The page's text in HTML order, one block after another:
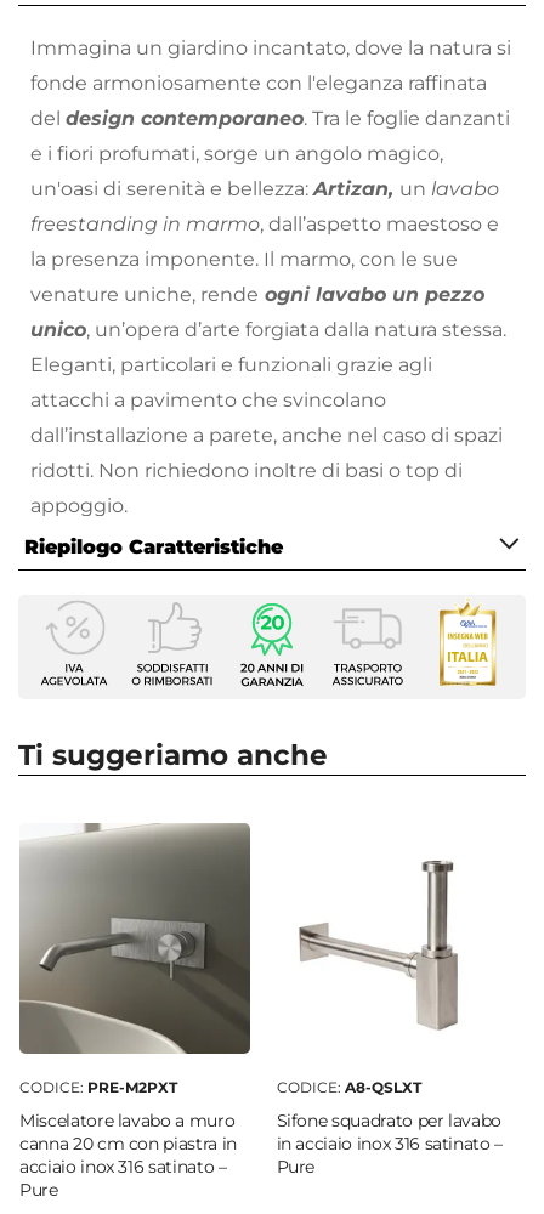
Immagina un giardino incantato, dove la natura si
fonde armoniosamente con l'eleganza raffinata
del design contemporaneo. Tra le foglie danzanti
e i fiori profumati, sorge un angolo magico,
un'oasi di serenità e bellezza:Artizan, un lavabo
freestanding in marmo, dall’aspetto maestoso e
la presenza imponente. Il marmo, con le sue
venature uniche, rende ogni lavabo un pezzo
unico, un’opera d’arte forgiata dalla natura stessa.
Eleganti, particolari e funzionali grazie agli
attacchi a pavimento che svincolano
dall’installazione a parete, anche nel caso di spazi
ridotti. Non richiedono inoltre di basi o top di
appoggio.
Questi lavabi non sono solo oggetti di arredo, ma
giardino, rendendolo un luogo da favola.
Artizan rappresenta il tocco finale che trasforma
personale.
Protagonisti dell’arredo privato o
commerciale, sono i lavabi ad installazione libera.
Riepilogo Caratteristiche
Caratteristiche
Tipologia
Lavabi
Altezza
Dimensioni
Rotonda
Caratteristiche
Bordi levigati
Installazione
Foro Miscelatore
Senza Foro
Foro Troppopieno
Senza foro
Ti suggeriamo anche
CODICE: PRE-M2PXT
Miscelatore lavabo a muro
canna 20 cm con piastra in
acciaio inox 316 satinato –
Pure
CODICE: A8-QSLXT
Sifone squadrato per lavabo
in acciaio inox 316 satinato –
Pure